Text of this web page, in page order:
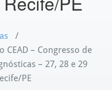
/
– Congresso de
– 27, 28 e 29
PE